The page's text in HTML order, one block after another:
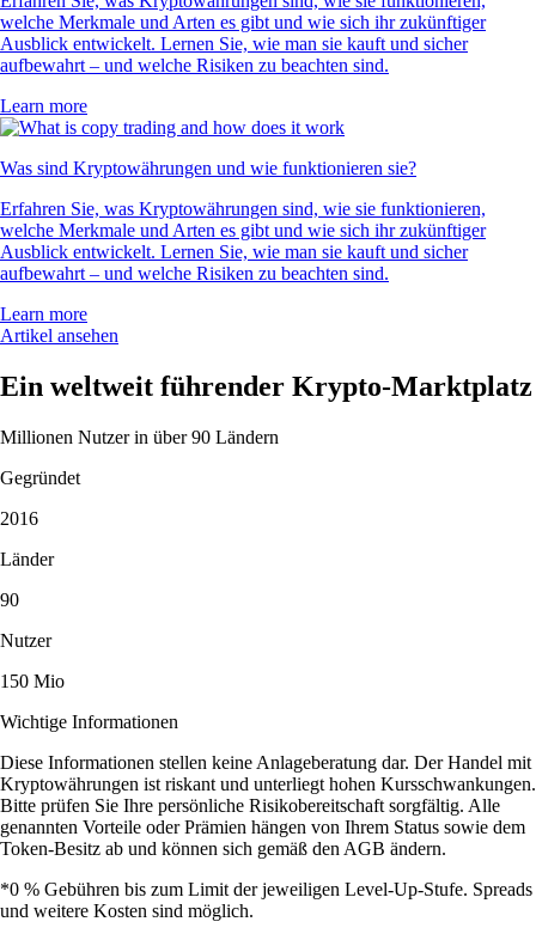
welche Merkmale und Arten es gibt und wie sich ihr zukünftiger
Ausblick entwickelt. Lernen Sie, wie man sie kauft und sicher
aufbewahrt – und welche Risiken zu beachten sind.
Learn more
Was sind Kryptowährungen und wie funktionieren sie?
Erfahren Sie, was Kryptowährungen sind, wie sie funktionieren,
welche Merkmale und Arten es gibt und wie sich ihr zukünftiger
Ausblick entwickelt. Lernen Sie, wie man sie kauft und sicher
aufbewahrt – und welche Risiken zu beachten sind.
Learn more
Artikel ansehen
Ein weltweit führender Krypto-Marktplatz
Millionen Nutzer in über 90 Ländern
Gegründet
2016
Länder
90
Nutzer
150 Mio
Wichtige Informationen
Diese Informationen stellen keine Anlageberatung dar. Der Handel mit
Kryptowährungen ist riskant und unterliegt hohen Kursschwankungen.
Bitte prüfen Sie Ihre persönliche Risikobereitschaft sorgfältig. Alle
genannten Vorteile oder Prämien hängen von Ihrem Status sowie dem
Token-Besitz ab und können sich gemäß den AGB ändern.
*0 % Gebühren bis zum Limit der jeweiligen Level-Up-Stufe. Spreads
und weitere Kosten sind möglich.